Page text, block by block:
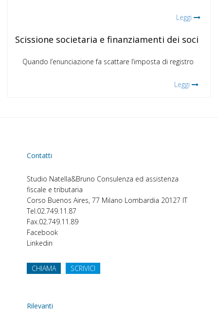
Leggi
Scissione societaria e finanziamenti dei soci
Quando l’enunciazione fa scattare l’imposta di registro
Leggi
Contatti
Studio Natella&Bruno Consulenza ed assistenza
fiscale e tributaria
Corso Buenos Aires, 77 Milano Lombardia 20127 IT
Tel.02.749.11.87
Fax.02.749.11.89
Facebook
Linkedin
CHIAMA SCRIVICI
Rilevanti